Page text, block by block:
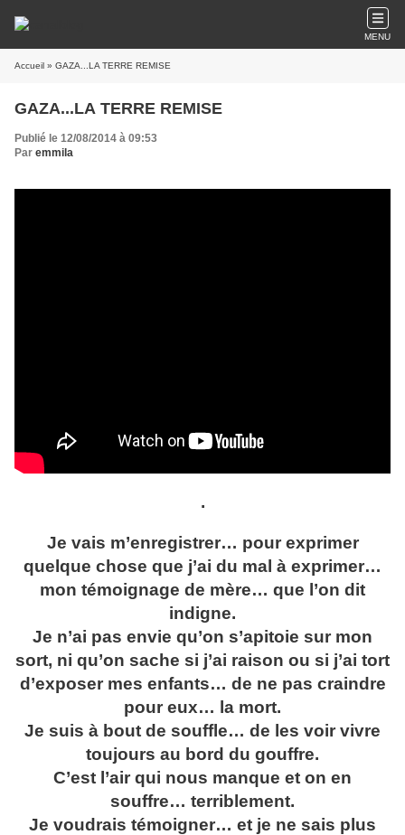
MENU
Accueil » GAZA...LA TERRE REMISE
GAZA...LA TERRE REMISE
Publié le 12/08/2014 à 09:53
Par emmila
.
Je vais m’enregistrer… pour exprimer
quelque chose que j’ai du mal à exprimer…
mon témoignage de mère… que l’on dit
indigne.
Je n’ai pas envie qu’on s’apitoie sur mon
sort, ni qu’on sache si j’ai raison ou si j’ai tort
d’exposer mes enfants… de ne pas craindre
pour eux… la mort.
Je suis à bout de souffle… de les voir vivre
toujours au bord du gouffre.
C’est l’air qui nous manque et on en
souffre… terriblement.
Je voudrais témoigner… et je ne sais plus